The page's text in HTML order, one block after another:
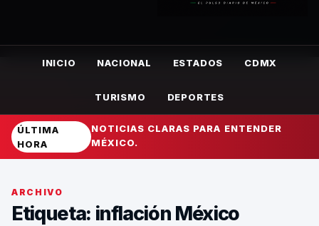
INICIO NACIONAL ESTADOS CDMX
TURISMO DEPORTES
ÚLTIMA
HORA
NOTICIAS CLARAS PARA ENTENDER
MÉXICO.
ARCHIVO
Etiqueta: inflación México